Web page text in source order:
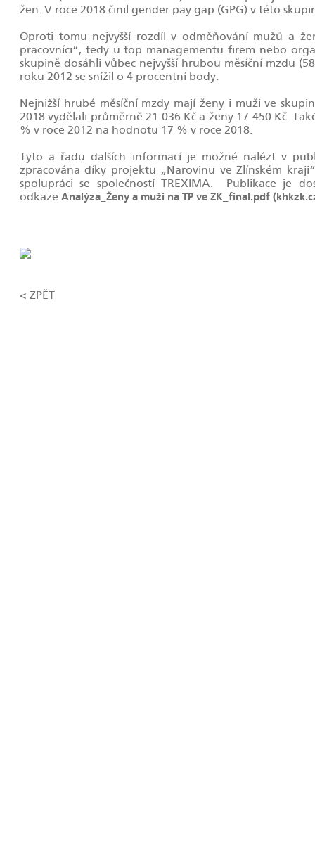
žen. V roce 2018 činil gender pay gap (GPG) v této
Oproti tomu nejvyšší rozdíl v odměňování mužů a
pracovníci“, tedy u top managementu firem nebo
skupině dosáhli vůbec nejvyšší hrubou měsíční mzdu
roku 2012 se snížil o 4 procentní body.
Nejnižší hrubé měsíční mzdy mají ženy i muži ve
2018 vydělali průměrně 21 036 Kč a ženy 17 450 Kč.
% v roce 2012 na hodnotu 17 % v roce 2018.
Tyto a řadu dalších informací je možné nalézt v
zpracována díky projektu „Narovinu ve Zlínském
spolupráci se společností TREXIMA. Publikace je
odkaze Analýza_Ženy a muži na TP ve ZK_final.pdf
< ZPĚT